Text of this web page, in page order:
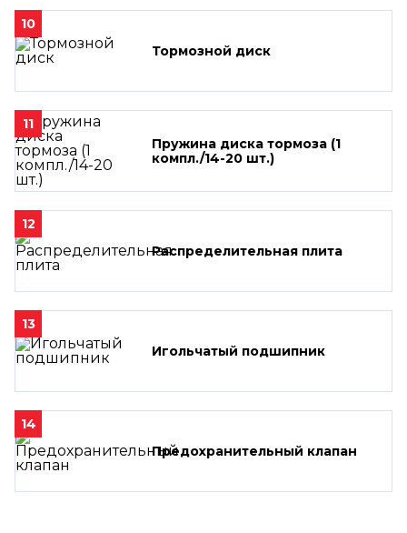
10
Тормозной диск
11
Пружина диска тормоза (1
компл./14-20 шт.)
12
Распределительная плита
13
Игольчатый подшипник
14
Предохранительный клапан